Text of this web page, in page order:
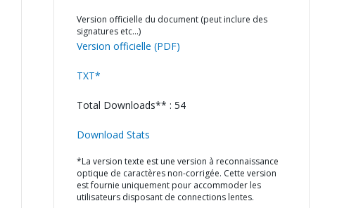
Version officielle du document (peut inclure des
signatures etc…)
Version officielle (PDF)
TXT*
Total Downloads** : 54
Download Stats
*La version texte est une version à reconnaissance
optique de caractères non-corrigée. Cette version
est fournie uniquement pour accommoder les
utilisateurs disposant de connections lentes.